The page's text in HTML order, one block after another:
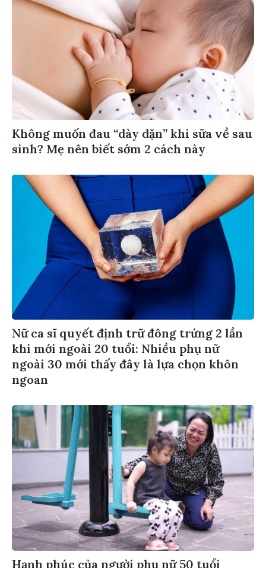
Không muốn đau “dày dặn” khi sữa về sau
sinh? Mẹ nên biết sớm 2 cách này
Nữ ca sĩ quyết định trữ đông trứng 2 lần
khi mới ngoài 20 tuổi: Nhiều phụ nữ
ngoài 30 mới thấy đây là lựa chọn khôn
ngoan
Hạnh phúc của người phụ nữ 50 tuổi